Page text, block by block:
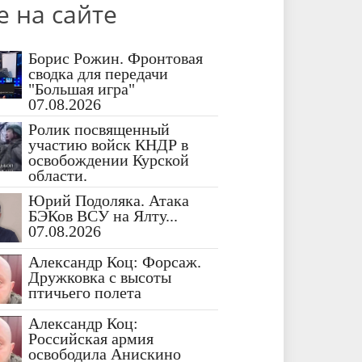
на сайте
Борис Рожин. Фронтовая
сводка для передачи
"Большая игра"
07.08.2026
Ролик посвященный
участию войск КНДР в
освобождении Курской
области.
Юрий Подоляка. Атака
БЭКов ВСУ на Ялту...
07.08.2026
Александр Коц: Форсаж.
Дружковка с высоты
птичьего полета
Александр Коц:
Российская армия
освободила Анискино